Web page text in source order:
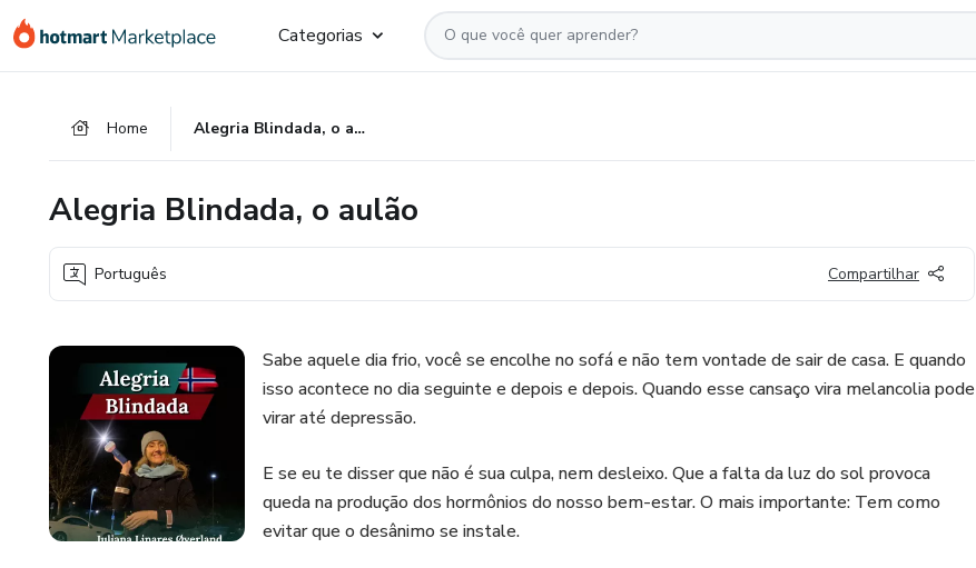
para
para
para
Categorias
Home Alegria Blindada, o aulão
Alegria Blindada, o aulão
Português Compartilhar
Sabe aquele dia frio, você se encolhe no sofá e não tem vontade de sair de casa. E quando
isso acontece no dia seguinte e depois e depois. Quando esse cansaço vira melancolia pode
virar até depressão.
E se eu te disser que não é sua culpa, nem desleixo. Que a falta da luz do sol provoca
queda na produção dos hormônios do nosso bem-estar. O mais importante: Tem como
evitar que o desânimo se instale.